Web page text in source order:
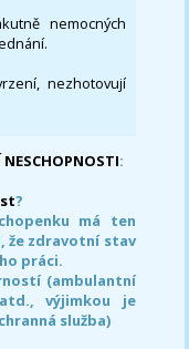
nemocných
nezhotovují
NESCHOPNOSTI:
?
má ten
že zdravotní stav
práci.
(ambulantní
výjimkou je
služba)